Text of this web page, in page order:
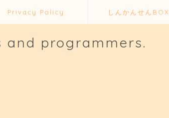
Privacy Policy しんかんせんBOX
programmers.